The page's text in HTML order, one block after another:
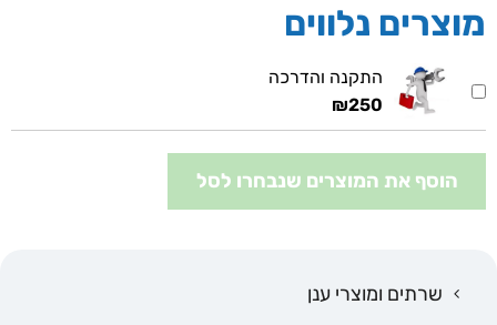
שרתים ומוצרי ענן
מוצרים נלווים
התקנה והדרכה
₪250
הוסף את המוצרים שנבחרו לסל